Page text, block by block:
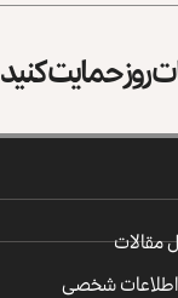
روز حمایت کنید
مقالات
شخصی